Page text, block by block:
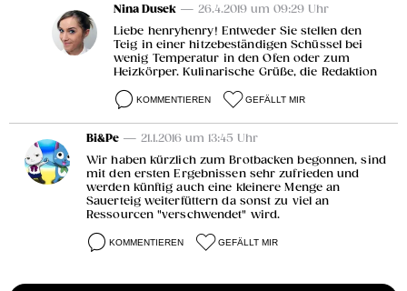
Nina Dusek — 26.4.2019 um 09:29 Uhr
Liebe henryhenry! Entweder Sie stellen den
Teig in einer hitzebeständigen Schüssel bei
wenig Temperatur in den Ofen oder zum
Heizkörper. Kulinarische Grüße, die Redaktion
KOMMENTIEREN GEFÄLLT MIR
Bi&Pe — 21.1.2016 um 13:45 Uhr
Wir haben kürzlich zum Brotbacken begonnen, sind
mit den ersten Ergebnissen sehr zufrieden und
werden künftig auch eine kleinere Menge an
Sauerteig weiterfüttern da sonst zu viel an
Ressourcen "verschwendet" wird.
KOMMENTIEREN GEFÄLLT MIR